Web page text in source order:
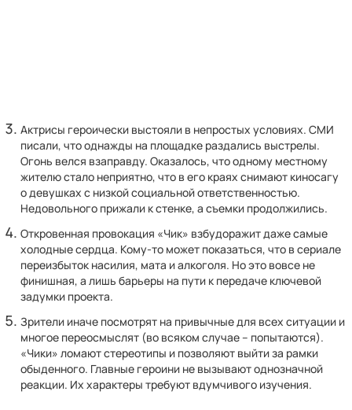
Актрисы героически выстояли в непростых условиях. СМИ
писали, что однажды на площадке раздались выстрелы.
Огонь велся взаправду. Оказалось, что одному местному
жителю стало неприятно, что в его краях снимают киносагу
о девушках с низкой социальной ответственностью.
Недовольного прижали к стенке, а съемки продолжились.
Откровенная провокация «Чик» взбудоражит даже самые
холодные сердца. Кому-то может показаться, что в сериале
переизбыток насилия, мата и алкоголя. Но это вовсе не
финишная, а лишь барьеры на пути к передаче ключевой
задумки проекта.
Зрители иначе посмотрят на привычные для всех ситуации и
многое переосмыслят (во всяком случае – попытаются).
«Чики» ломают стереотипы и позволяют выйти за рамки
обыденного. Главные героини не вызывают однозначной
реакции. Их характеры требуют вдумчивого изучения.